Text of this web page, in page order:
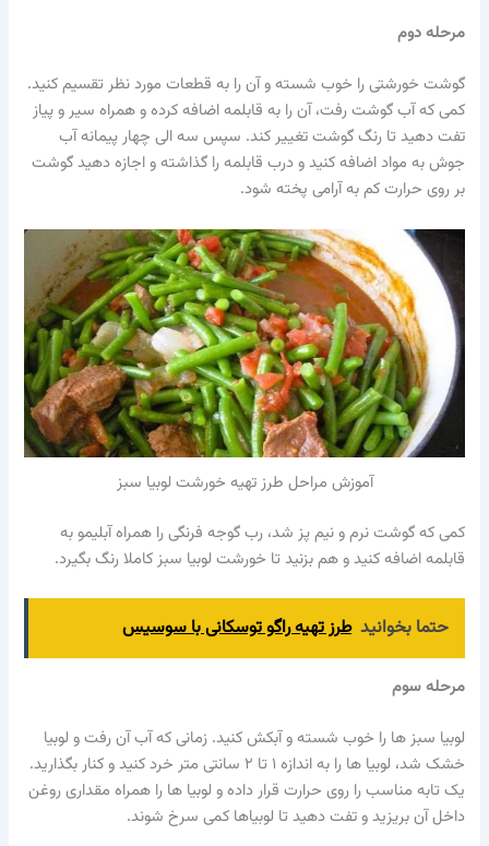
مرحله دوم
گوشت خورشتی را خوب شسته و آن را به قطعات مورد نظر تقسیم کنید.
کمی که آب گوشت رفت، آن را به قابلمه اضافه کرده و همراه سیر و پیاز
تفت دهید تا رنگ گوشت تغییر کند. سپس سه الی چهار پیمانه آب
جوش به مواد اضافه کنید و درب قابلمه را گذاشته و اجازه دهید گوشت
بر روی حرارت کم به آرامی پخته شود.
آموزش مراحل طرز تهیه خورشت لوبیا سبز
کمی که گوشت نرم و نیم پز شد، رب گوجه فرنگی را همراه آبلیمو به
قابلمه اضافه کنید و هم بزنید تا خورشت لوبیا سبز کاملا رنگ بگیرد.
حتما بخوانید طرز تهیه راگو توسکانی با سوسیس
مرحله سوم
لوبیا سبز ها را خوب شسته و آبکش کنید. زمانی که آب آن رفت و لوبیا
خشک شد، لوبیا ها را به اندازه ۱ تا ۲ سانتی متر خرد کنید و کنار بگذارید.
یک تابه مناسب را روی حرارت قرار داده و لوبیا ها را همراه مقداری روغن
داخل آن بریزید و تفت دهید تا لوبیاها کمی سرخ شوند.